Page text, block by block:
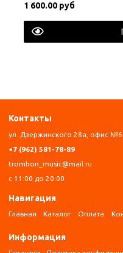
1 600.00 руб
Навигация
Главная Каталог Оплата
Информация
Контакты
ул. Дзержинского 28а, офис №6
+7 (962) 581-78-89
trombon_music@mail.ru
с 11:00 до 20:00